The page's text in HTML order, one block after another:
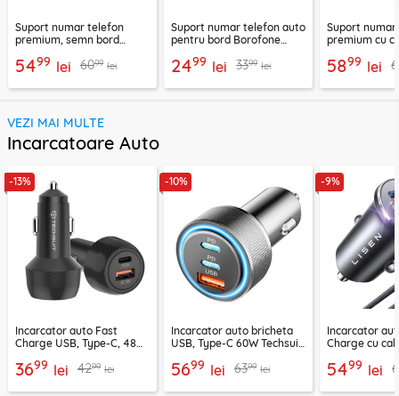
Suport numar telefon
premium, semn bord
5499 lei 6099 lei
Suport numar telefon auto
pentru bord Borofone
2499 lei 3399 lei
Suport
premium cu
DialCraft, SN1
5899 lei
VEZI MAI MULTE
Incarcatoare Auto
-13%
Incarcator auto Fast
Charge USB, Type-C, 48W
3699 lei 4299 lei
-10%
Incarcator auto bricheta
USB, Type-C 60W Techsuit
5699 lei 6399 lei
-9%
Incarcator
Charge cu
5499 lei